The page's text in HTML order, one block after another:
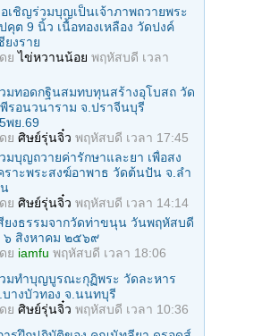
เชิญร่วมบุญเป็นเจ้าภาพถวายพระ
คุต 9 นิ้ว เนื้อทองเหลือง วัดปงค์
ยงราย
ยไข่หวานน้อย พฤหัสบดี เวลา
มทอดกฐินสมทบทุนสร้างอุโบสถ วัด
รอนวนาราม จ.ปราจีนบุรี
พย.69
ย ศิษย์รุ่นจิ๋ว พฤหัสบดี เวลา 17:45
มบุญถวายค่ารักษาและยา เพื่อสง
ราะพระสงฆ์อาพาธ วัดต้นปัน จ.ลํา
ย ศิษย์รุ่นจิ๋ว พฤหัสบดี เวลา 14:14
ยงธรรมจากวัดท่าขนุน วันพฤหัสบดี
๖ สิงหาคม ๒๕๖๙
ย iamfu พฤหัสบดี เวลา 18:06
มทําบุญบูรณะกุฏิพระ วัดละหาร
บางบัวทอง จ.นนทบุรี
ย ศิษย์รุ่นจิ๋ว พฤหัสบดี เวลา 10:36